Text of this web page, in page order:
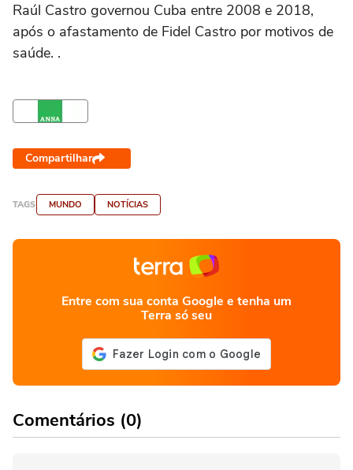
Raúl Castro governou Cuba entre 2008 e 2018,
após o afastamento de Fidel Castro por motivos de
saúde. .
Compartilhar
TAGS MUNDO NOTÍCIAS
Entre com sua conta Google e tenha um
Terra só seu
Comentários (0)